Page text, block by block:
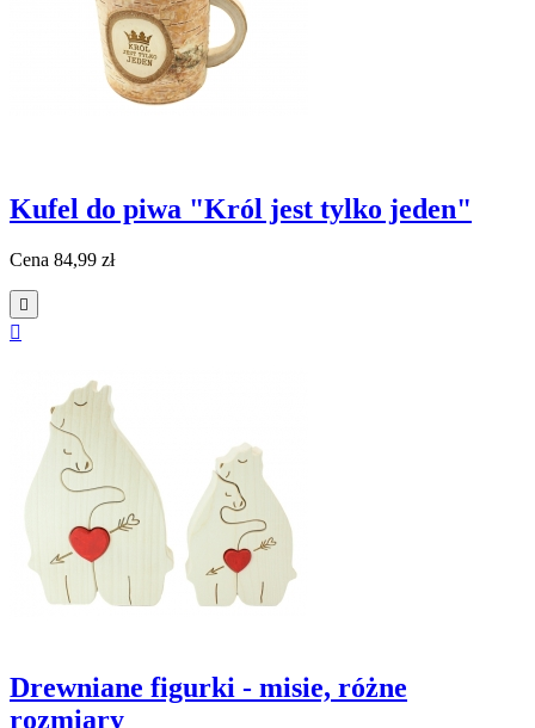
Kufel do piwa "Król jest tylko jeden"
Cena 84,99 zł


Drewniane figurki - misie, różne
rozmiary